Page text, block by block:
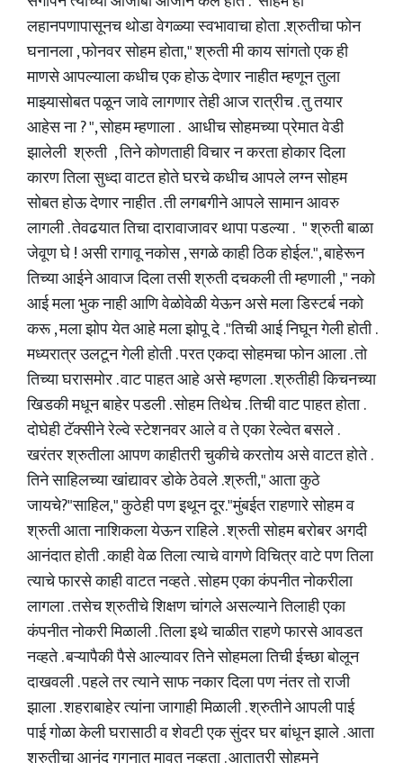
लहानपणापासूनच थोडा वेगळ्या स्वभावाचा होता .श्रुतीचा फोन
घनानला , फोनवर सोहम होता," श्रुती मी काय सांगतो एक ही
माणसे आपल्याला कधीच एक होऊ देणार नाहीत म्हणून तुला
माझ्यासोबत पळून जावे लागणार तेही आज रात्रीच . तु तयार
आहेस ना ? ", सोहम म्हणाला . आधीच सोहमच्या प्रेमात वेडी
झालेली श्रुती , तिने कोणताही विचार न करता होकार दिला
कारण तिला सुध्दा वाटत होते घरचे कधीच आपले लग्न सोहम
सोबत होऊ देणार नाहीत . ती लगबगीने आपले सामान आवरु
लागली . तेवढयात तिचा दारावाजावर थापा पडल्या . " श्रुती बाळा
जेवूण घे ! असी रागावू नकोस , सगळे काही ठिक होईल.", बाहेरून
तिच्या आईने आवाज दिला तसी श्रुती दचकली ती म्हणाली ," नको
आई मला भुक नाही आणि वेळोवेळी येऊन असे मला डिस्टर्ब नको
करू , मला झोप येत आहे मला झोपू दे ."तिची आई निघून गेली होती .
मध्यरात्र उलटून गेली होती . परत एकदा सोहमचा फोन आला . तो
तिच्या घरासमोर . वाट पाहत आहे असे म्हणला . श्रुतीही किचनच्या
खिडकी मधून बाहेर पडली . सोहम तिथेच . तिची वाट पाहत होता .
दोघेही टॅक्सीने रेल्वे स्टेशनवर आले व ते एका रेल्वेत बसले .
खरंतर श्रुतीला आपण काहीतरी चुकीचे करतोय असे वाटत होते .
तिने साहिलच्या खांद्यावर डोके ठेवले .श्रुती," आता कुठे
जायचे?"साहिल," कुठेही पण इथून दूर."मुंबईत राहणारे सोहम व
श्रुती आता नाशिकला येऊन राहिले . श्रुती सोहम बरोबर अगदी
आनंदात होती . काही वेळ तिला त्याचे वागणे विचित्र वाटे पण तिला
त्याचे फारसे काही वाटत नव्हते . सोहम एका कंपनीत नोकरीला
लागला . तसेच श्रुतीचे शिक्षण चांगले असल्याने तिलाही एका
कंपनीत नोकरी मिळाली . तिला इथे चाळीत राहणे फारसे आवडत
नव्हते . बऱ्यापैकी पैसे आल्यावर तिने सोहमला तिची ईच्छा बोलून
दाखवली . पहले तर त्याने साफ नकार दिला पण नंतर तो राजी
झाला . शहराबाहेर त्यांना जागाही मिळाली . श्रुतीने आपली पाई
पाई गोळा केली घरासाठी व शेवटी एक सुंदर घर बांधून झाले . आता